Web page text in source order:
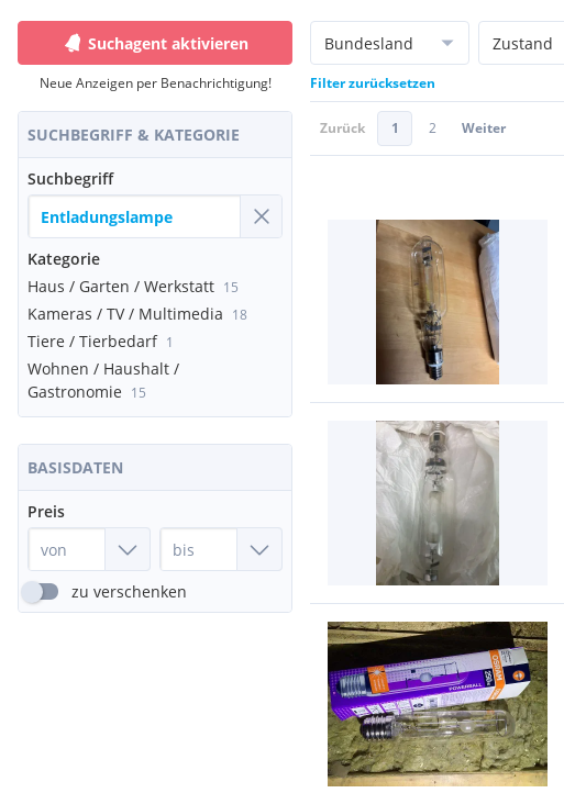
Suchagent aktivieren
Neue Anzeigen per Benachrichtigung!
SUCHBEGRIFF & KATEGORIE
Suchbegriff
Kategorie
Haus / Garten / Werkstatt 15
Kameras / TV / Multimedia 18
Tiere / Tierbedarf 1
Wohnen / Haushalt /
Gastronomie 15
BASISDATEN
Preis
zu verschenken
Bundesland Zustand
Filter zurücksetzen
Zurück 1 2 Weiter